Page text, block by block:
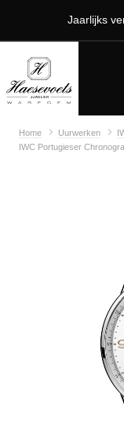
Jaarlijks
Home Uurwerken
IWC Portugieser